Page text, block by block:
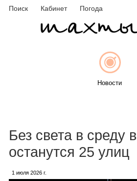
Поиск Кабинет Погода
Новости
Без света в среду
останутся 25 улиц
1 июля 2026 г.